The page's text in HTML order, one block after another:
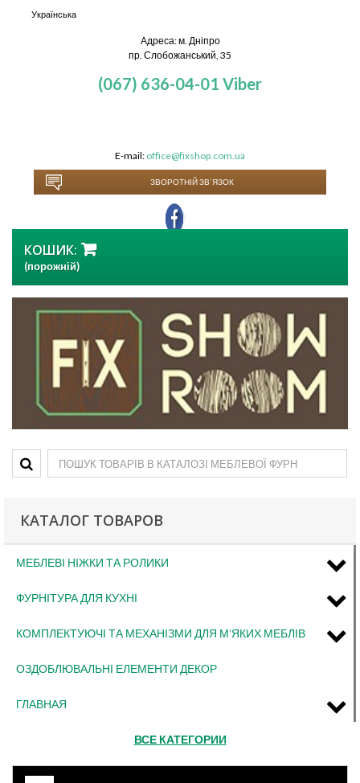
Українська
Адреса: м. Дніпро
пр. Слобожанський, 35
(067) 636-04-01 Viber
E-mail: office@fixshop.com.ua
ЗВОРОТНІЙ ЗВ`ЯЗОК
КОШИК:
(порожній)
КАТАЛОГ ТОВАРОВ
МЕБЛЕВІ НІЖКИ ТА РОЛИКИ
ФУРНІТУРА ДЛЯ КУХНІ
КОМПЛЕКТУЮЧІ ТА МЕХАНІЗМИ ДЛЯ М'ЯКИХ МЕБЛІВ
ОЗДОБЛЮВАЛЬНІ ЕЛЕМЕНТИ ДЕКОР
ГЛАВНАЯ
ВСЕ КАТЕГОРИИ